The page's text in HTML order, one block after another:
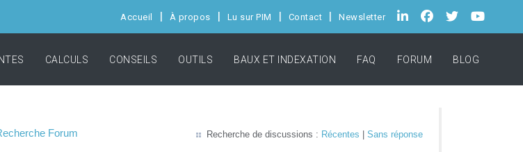
Accueil À propos Lu sur PIM Contact Newsletter
CALCULS CONSEILS OUTILS BAUX ET INDEXATION FAQ FORUM BLOG
Forum Recherche de discussions : Récentes Sans réponse